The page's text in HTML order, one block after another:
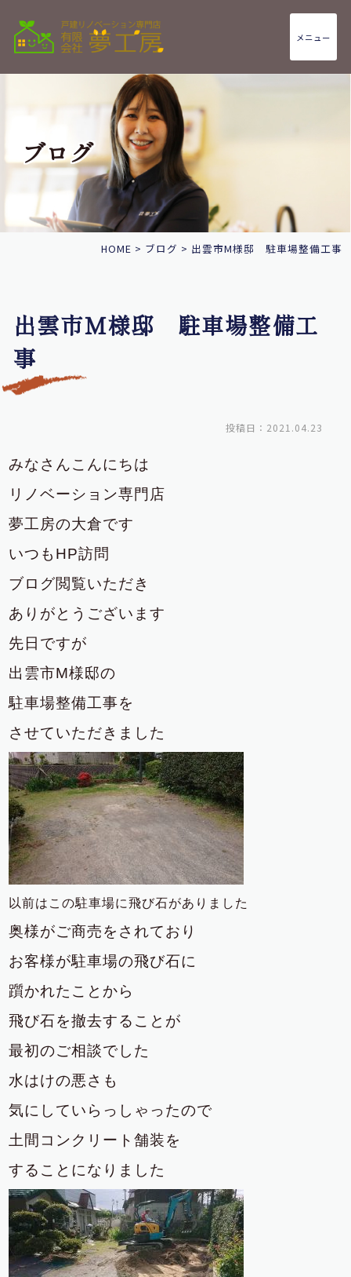
メニュー
ブログ
HOME > ブログ > 出雲市M様邸 駐車場整備工事
出雲市M様邸 駐車場整備工
事
投稿日：2021.04.23
みなさんこんにちは
リノベーション専門店
夢工房の大倉です
いつもHP訪問
ブログ閲覧いただき
ありがとうございます
先日ですが
出雲市M様邸の
駐車場整備工事を
させていただきました
以前は この駐車場に飛び石がありました
奥様がご商売をされており
お客様が駐車場の飛び石に
躓かれたことから
飛び石を撤去することが
最初のご相談でした
水はけの悪さも
気にしていらっしゃったので
土間コンクリート舗装を
することになりました